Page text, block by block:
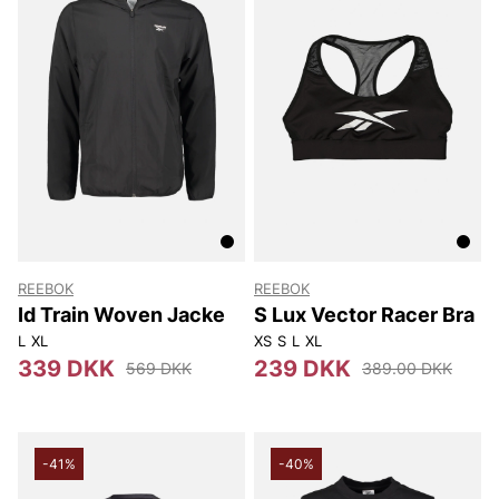
REEBOK
Id Train Woven Jacke
L XL
339 DKK 569 DKK
REEBOK
S Lux Vector Racer Bra
XS S L XL
239 DKK 389.00 DKK
-41% -40%